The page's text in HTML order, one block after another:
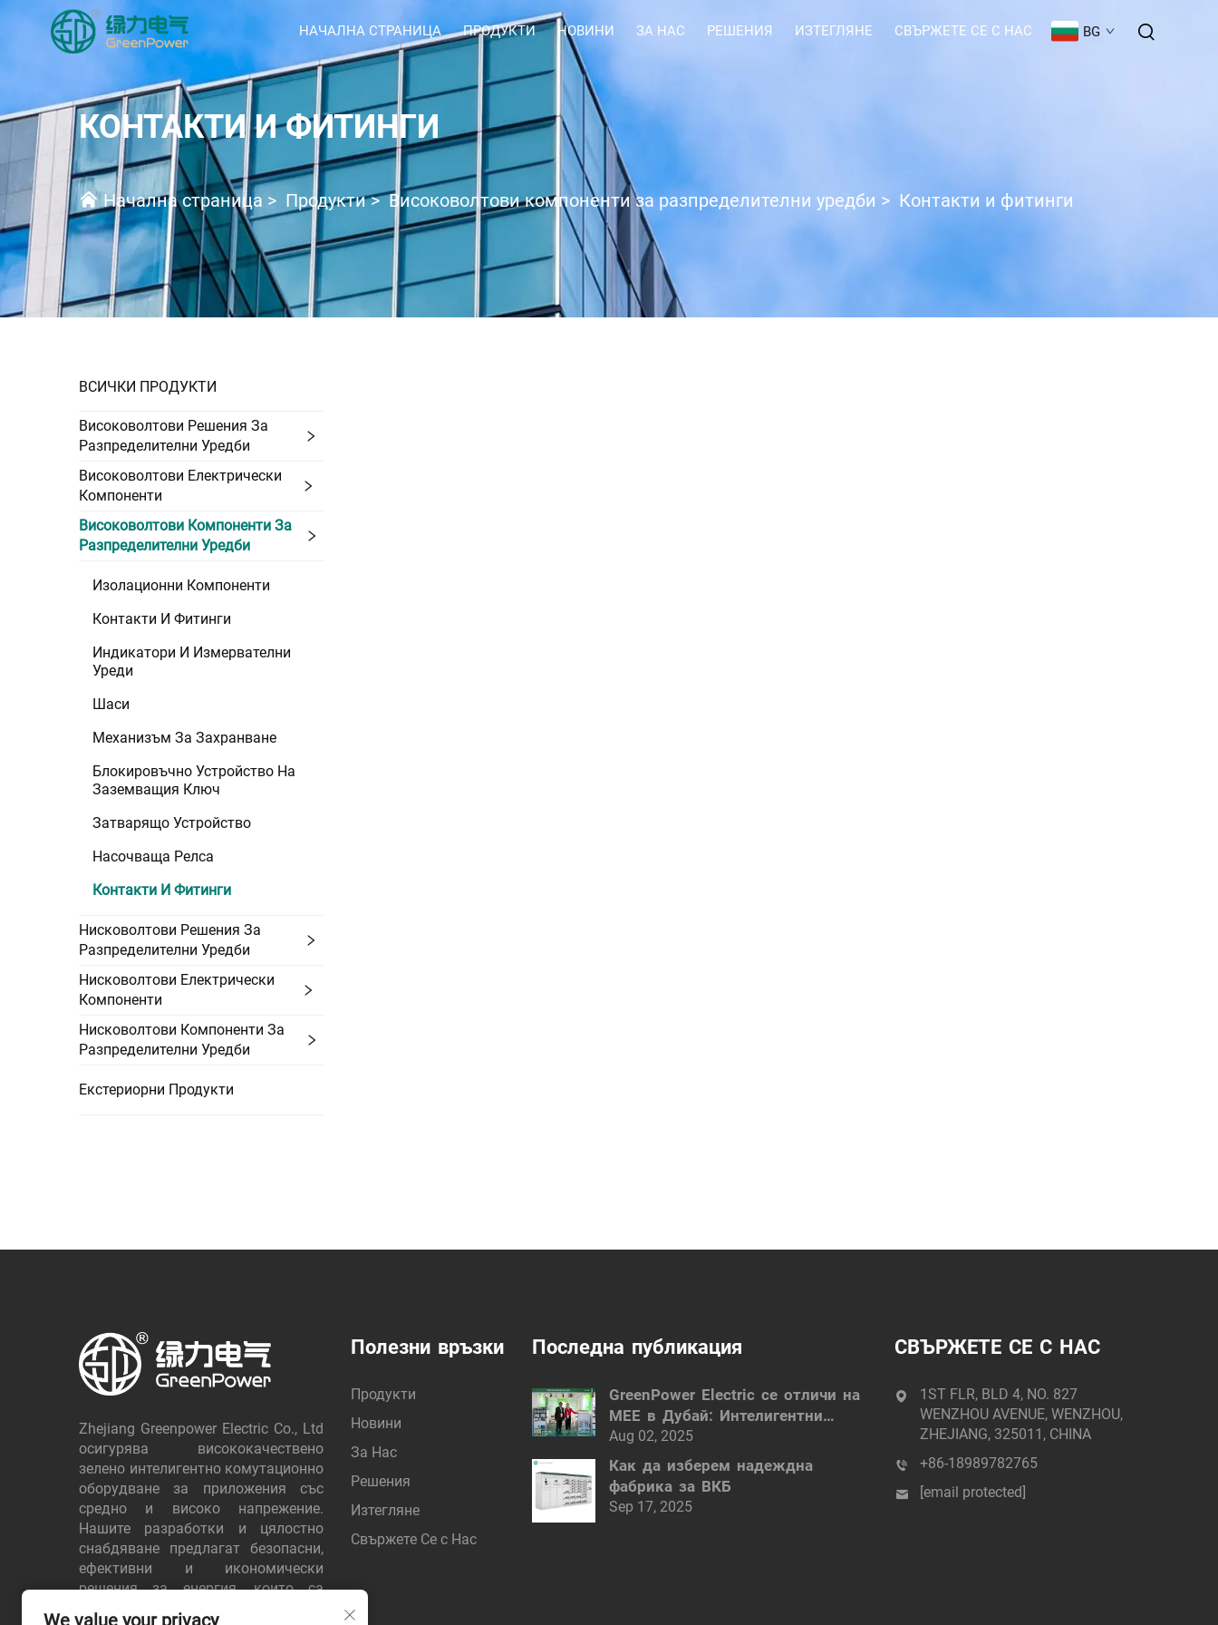
НАЧАЛНА СТРАНИЦА ПРОДУКТИ НОВИНИ ЗА НАС РЕШЕНИЯ ИЗТЕГЛЯНЕ СВЪРЖЕТЕ СЕ С НАС BG
КОНТАКТИ И ФИТИНГИ
Начална страница > Продукти>Високоволтови компоненти за разпределителни уредби > Контакти и фитинги
ВСИЧКИ ПРОДУКТИ
Високоволтови Решения За
Разпределителни Уредби
Високоволтови Електрически
Компоненти
Високоволтови Компоненти За
Разпределителни Уредби
Изолационни Компоненти
Контакти И Фитинги
Индикатори И Измервателни
Уреди
Шаси
Механизъм За Захранване
Блокировъчно Устройство На
Заземващия Ключ
Затварящо Устройство
Насочваща Релса
Контакти И Фитинги
Нисковолтови Решения За
Разпределителни Уредби
Нисковолтови Електрически
Компоненти
Нисковолтови Компоненти За
Разпределителни Уредби
Екстериорни Продукти
Zhejiang Greenpower Electric Co., Ltd
осигурява висококачествено
зелено интелигентно комутационно
оборудване за приложения със
средно и високо напрежение.
Нашите разработки и цялостно
снабдяване предлагат безопасни,
ефективни и икономически
решения за енергия, които са
доверени от клиенти по целия свят.
Полезни връзки
Продукти
Новини
За Нас
Решения
Изтегляне
Свържете Се с Нас
Последна публикация
GreenPower Electric се отличи на
MEE в Дубай: Интелигентни
електрически решения
Aug 02, 2025
Как да изберем надеждна
фабрика за ВКБ
Sep 17, 2025
СВЪРЖЕТЕ СЕ С НАС
1ST FLR, BLD 4, NO. 827
WENZHOU AVENUE, WENZHOU,
ZHEJIANG, 325011, CHINA
+86-18989782765
[email protected]
We value your privacy